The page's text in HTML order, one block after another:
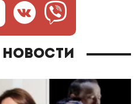
новости